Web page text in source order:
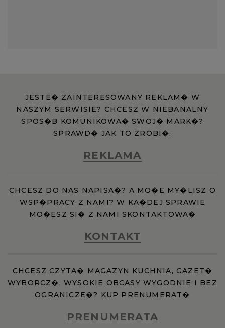
JESTE� ZAINTERESOWANY REKLAM� W
NASZYM SERWISIE? CHCESZ W NIEBANALNY
SPOS�B KOMUNIKOWA� SWOJ� MARK�?
SPRAWD� JAK TO ZROBI�.
REKLAMA
CHCESZ DO NAS NAPISA�? A MO�E MY�LISZ O
WSP�PRACY Z NAMI? W KA�DEJ SPRAWIE
MO�ESZ SI� Z NAMI SKONTAKTOWA�
KONTAKT
CHCESZ CZYTA� MAGAZYN KUCHNIA, GAZET�
WYBORCZ�, WYSOKIE OBCASY WYGODNIE I BEZ
OGRANICZE�? KUP PRENUMERAT�
PRENUMERATA